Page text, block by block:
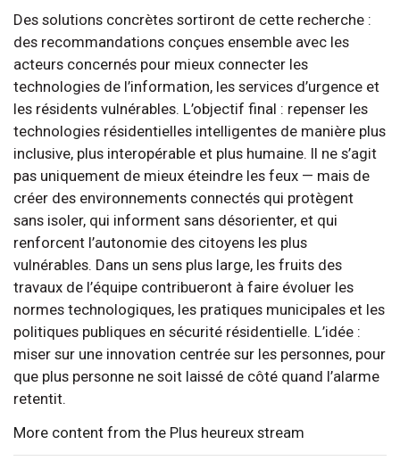
Des solutions concrètes sortiront de cette recherche :
des recommandations conçues ensemble avec les
acteurs concernés pour mieux connecter les
technologies de l’information, les services d’urgence et
les résidents vulnérables. L’objectif final : repenser les
technologies résidentielles intelligentes de manière plus
inclusive, plus interopérable et plus humaine. Il ne s’agit
pas uniquement de mieux éteindre les feux — mais de
créer des environnements connectés qui protègent
sans isoler, qui informent sans désorienter, et qui
renforcent l’autonomie des citoyens les plus
vulnérables. Dans un sens plus large, les fruits des
travaux de l’équipe contribueront à faire évoluer les
normes technologiques, les pratiques municipales et les
politiques publiques en sécurité résidentielle. L’idée :
miser sur une innovation centrée sur les personnes, pour
que plus personne ne soit laissé de côté quand l’alarme
retentit.
More content from the Plus heureux stream